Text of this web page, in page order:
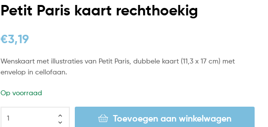
Petit Paris kaart rechthoekig
€3,19
Wenskaart met illustraties van Petit Paris, dubbele kaart (11,3 x 17 cm) met
envelop in cellofaan.
Op voorraad
Toevoegen aan winkelwagen